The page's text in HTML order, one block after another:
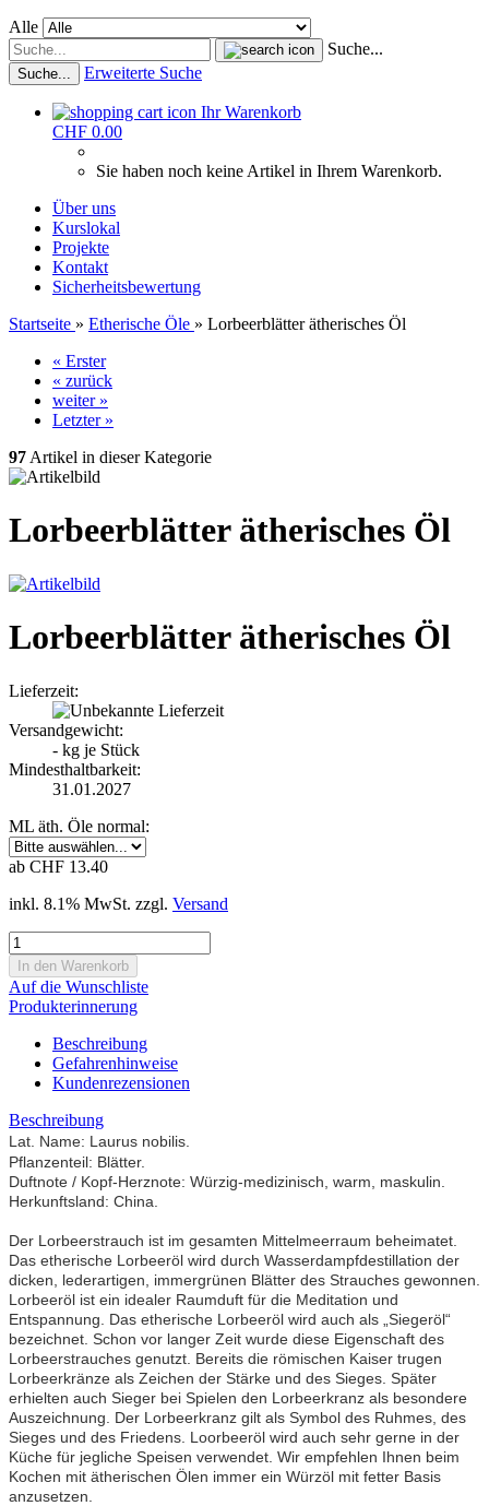
Alle
Suche...
Suche... Erweiterte Suche
Ihr Warenkorb
CHF 0.00
Sie haben noch keine Artikel in Ihrem Warenkorb.
Über uns
Kurslokal
Projekte
Kontakt
Sicherheitsbewertung
Startseite » Etherische Öle » Lorbeerblätter ätherisches Öl
« Erster
« zurück
weiter »
Letzter »
97 Artikel in dieser Kategorie
Lorbeerblätter ätherisches Öl
Lorbeerblätter ätherisches Öl
Lieferzeit:
Versandgewicht:
- kg je Stück
Mindesthaltbarkeit:
31.01.2027
ML äth. Öle normal:
ab CHF 13.40
inkl. 8.1% MwSt. zzgl. Versand
Auf die Wunschliste
Produkterinnerung
Beschreibung
Gefahrenhinweise
Kundenrezensionen
Beschreibung
Lat. Name: Laurus nobilis
Pflanzenteil: Blätter.
Duftnote / Kopf-Herznote: Würzig-medizinisch, warm, maskulin.
Herkunftsland: China.
Der Lorbeerstrauch ist im gesamten Mittelmeerraum beheimatet.
Das etherische Lorbeeröl wird durch Wasserdampfdestillation der
dicken, lederartigen, immergrünen Blätter des Strauches gewonnen.
Lorbeeröl ist ein idealer Raumduft für die Meditation und
Entspannung. Das etherische Lorbeeröl wird auch als „Siegeröl“
bezeichnet. Schon vor langer Zeit wurde diese Eigenschaft des
Lorbeerstrauches genutzt. Bereits die römischen Kaiser trugen
Lorbeerkränze als Zeichen der Stärke und des Sieges. Später
erhielten auch Sieger bei Spielen den Lorbeerkranz als besondere
Auszeichnung. Der Lorbeerkranz gilt als Symbol des Ruhmes, des
Sieges und des Friedens. Loorbeeröl wird auch sehr gerne in der
Küche für jegliche Speisen verwendet. Wir empfehlen Ihnen beim
Kochen mit ätherischen Ölen immer ein Würzöl mit fetter Basis
anzusetzen.